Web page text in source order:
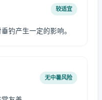
较适宜
钓产生一定的影响。
无中暑风险